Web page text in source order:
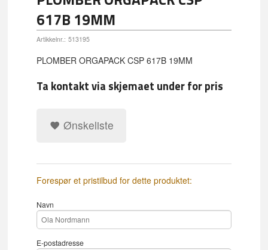
617B 19MM
Artikkelnr.: 513195
PLOMBER ORGAPACK CSP 617B 19MM
Ta kontakt via skjemaet under for pris
Ønskeliste
Forespør et pristilbud for dette produktet:
Navn
E-postadresse